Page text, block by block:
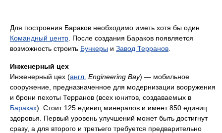
Для построения Бараков необходимо иметь хотя бы один
Командный центр . После создания Бараков появляется
возможность строить Бункеры и Завод Терранов
Инженерный цех
Инженерный цех (англ. Engineering Bay) — мобильное
сооружение, предназначенное для модернизации вооружения
и брони пехоты Терранов (всех юнитов, создаваемых в
Бараках). Стоит 125 единиц минералов и имеет 850 единиц
здоровья. Первый уровень улучшений может быть достигнут
сразу, а для второго и третьего требуется предварительно